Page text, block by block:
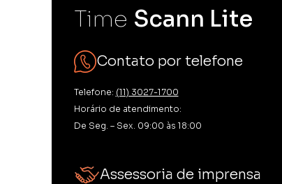
Time Scann Lite
Contato por telefone
Telefone: (11) 3027-1700
Horário de atendimento:
De Seg. – Sex. 09:00 às 18:00
Assessoria de imprensa